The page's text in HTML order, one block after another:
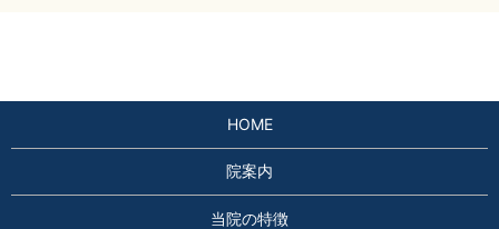
HOME
院案内
当院の特徴